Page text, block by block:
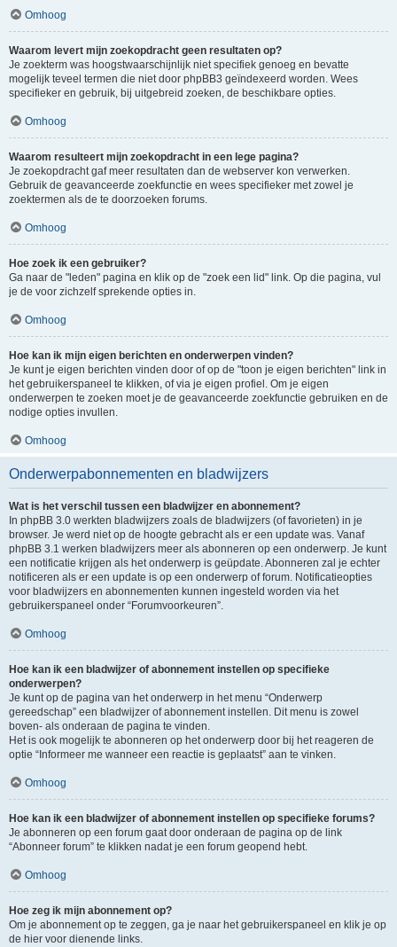
Omhoog
Waarom levert mijn zoekopdracht geen resultaten op?
Je zoekterm was hoogstwaarschijnlijk niet specifiek genoeg en bevatte
mogelijk teveel termen die niet door phpBB3 geïndexeerd worden. Wees
specifieker en gebruik, bij uitgebreid zoeken, de beschikbare opties.
Omhoog
Waarom resulteert mijn zoekopdracht in een lege pagina?
Je zoekopdracht gaf meer resultaten dan de webserver kon verwerken.
Gebruik de geavanceerde zoekfunctie en wees specifieker met zowel je
zoektermen als de te doorzoeken forums.
Omhoog
Hoe zoek ik een gebruiker?
Ga naar de "leden" pagina en klik op de "zoek een lid" link. Op die pagina, vul
je de voor zichzelf sprekende opties in.
Omhoog
Hoe kan ik mijn eigen berichten en onderwerpen vinden?
Je kunt je eigen berichten vinden door of op de "toon je eigen berichten" link in
het gebruikerspaneel te klikken, of via je eigen profiel. Om je eigen
onderwerpen te zoeken moet je de geavanceerde zoekfunctie gebruiken en de
nodige opties invullen.
Omhoog
Onderwerpabonnementen en bladwijzers
Wat is het verschil tussen een bladwijzer en abonnement?
In phpBB 3.0 werkten bladwijzers zoals de bladwijzers (of favorieten) in je
browser. Je werd niet op de hoogte gebracht als er een update was. Vanaf
phpBB 3.1 werken bladwijzers meer als abonneren op een onderwerp. Je kunt
een notificatie krijgen als het onderwerp is geüpdate. Abonneren zal je echter
notificeren als er een update is op een onderwerp of forum. Notificatieopties
voor bladwijzers en abonnementen kunnen ingesteld worden via het
gebruikerspaneel onder “Forumvoorkeuren”.
Omhoog
Hoe kan ik een bladwijzer of abonnement instellen op specifieke
onderwerpen?
Je kunt op de pagina van het onderwerp in het menu “Onderwerp
gereedschap” een bladwijzer of abonnement instellen. Dit menu is zowel
boven- als onderaan de pagina te vinden.
Het is ook mogelijk te abonneren op het onderwerp door bij het reageren de
optie “Informeer me wanneer een reactie is geplaatst” aan te vinken.
Omhoog
Hoe kan ik een bladwijzer of abonnement instellen op specifieke forums?
Je abonneren op een forum gaat door onderaan de pagina op de link
“Abonneer forum” te klikken nadat je een forum geopend hebt.
Omhoog
Hoe zeg ik mijn abonnement op?
Om je abonnement op te zeggen, ga je naar het gebruikerspaneel en klik je op
de hier voor dienende links.